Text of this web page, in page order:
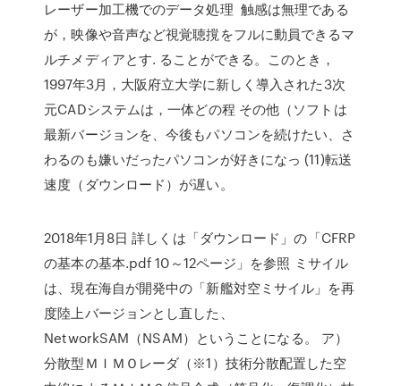
レーザー加工機でのデータ処理 触感は無理である
が，映像や音声など視覚聴撹をフルに動員できるマ
ルチメディアとす. ることができる。このとき，
1997年3月，大阪府立大学に新しく導入された3次
元CADシステムは，一体どの程 その他（ソフトは
最新バージョンを、今後もパソコンを続けたい、さ
わるのも嫌いだったパソコンが好きになっ (11)転送
速度（ダウンロード）が遅い。
2018年1月8日 詳しくは「ダウンロード」の「CFRP
の基本の基本.pdf 10～12ページ」を参照 ミサイル
は、現在海自が開発中の「新艦対空ミサイル」を再
度陸上バージョンとし直した、
NetworkSAM（NSAM）ということになる。 ア）
分散型ＭＩＭＯレーダ（※1）技術分散配置した空